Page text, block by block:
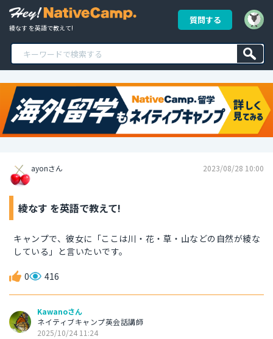
綾なす を英語で教えて!
質問する
ayonさん 2023/08/28 10:00
綾なす を英語で教えて!
キャンプで、彼女に「ここは川・花・草・山などの自然が綾な
している」と言いたいです。
0 416
Kawanoさん
ネイティブキャンプ英会話講師
2025/10/24 11:24